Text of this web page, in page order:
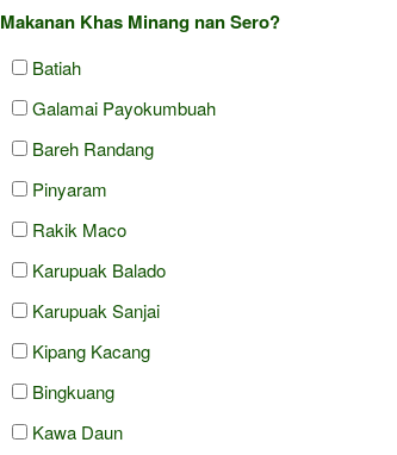
Makanan Khas Minang nan Sero?
Batiah
Galamai Payokumbuah
Bareh Randang
Pinyaram
Rakik Maco
Karupuak Balado
Karupuak Sanjai
Kipang Kacang
Bingkuang
Kawa Daun